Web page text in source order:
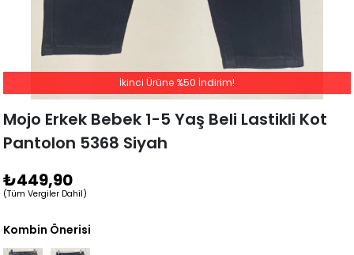
Mojo Erkek Bebek 1-5 Yaş Beli Lastikli Kot
Pantolon 5368 Siyah
₺449,90
(Tüm Vergiler Dahil)
İkinci Ürüne %50 İndirim!
Kombin Önerisi